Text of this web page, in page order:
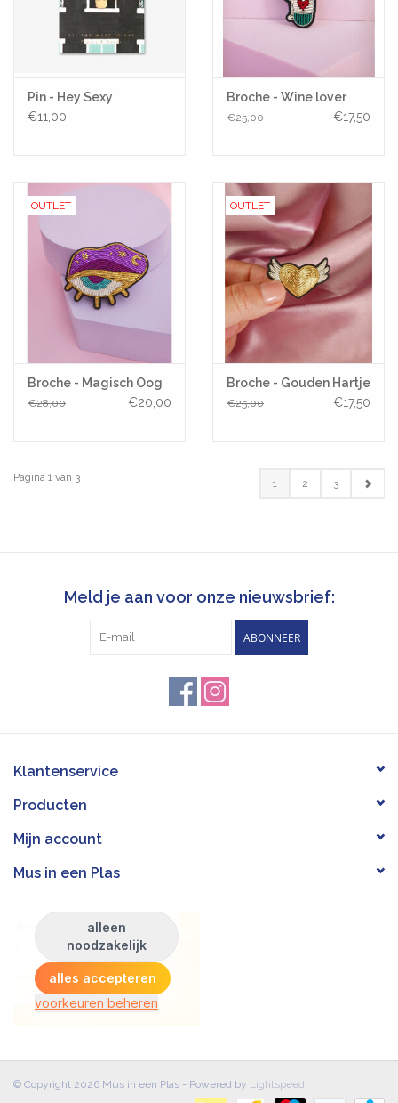
Pin - Hey Sexy
€11,00
Broche - Wine lover
€25,00 €17,50
OUTLET
Broche - Magisch Oog
€28,00 €20,00
OUTLET
Broche - Gouden Hartje
€25,00 €17,50
Pagina 1 van 3 1 2 3
Meld je aan voor onze nieuwsbrief:
ABONNEER
Klantenservice
Producten
Mijn account
Mus in een Plas
© Copyright 2026 Mus in een Plas - Powered by Lightspeed